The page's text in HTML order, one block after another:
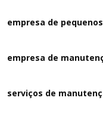
empresa de
empresa de
serviços de